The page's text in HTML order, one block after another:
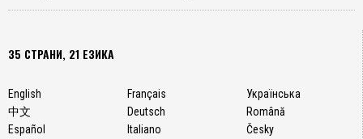
35 СТРАНИ, 21 ЕЗИКА
English
中文
Español
Français
Deutsch
Italiano
Українська
Română
Česky